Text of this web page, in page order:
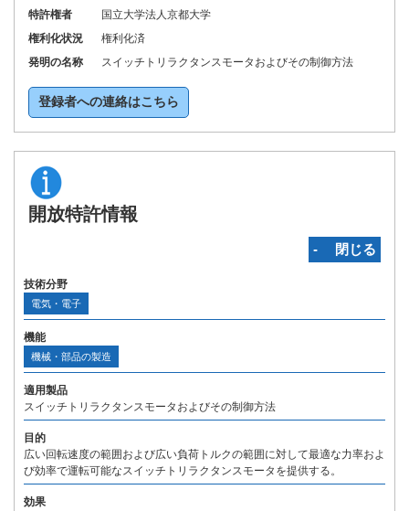
特許権者
国立大学法人京都大学
権利化状況
権利化済
発明の名称
スイッチトリラクタンスモータおよびその制御方法
登録者への連絡はこちら
開放特許情報
‐ 閉じる
技術分野
電気・電子
機能
機械・部品の製造
適用製品
スイッチトリラクタンスモータおよびその制御方法
目的
広い回転速度の範囲および広い負荷トルクの範囲に対して最適な力率およ
び効率で運転可能なスイッチトリラクタンスモータを提供する。
効果